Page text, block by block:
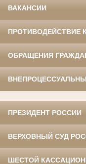
ВАКАНСИИ
ПРОТИВОДЕЙСТВИЕ
ОБРАЩЕНИЯ
ПРЕЗИДЕНТ РОССИИ
ВЕРХОВНЫЙ СУД
ШЕСТОЙ